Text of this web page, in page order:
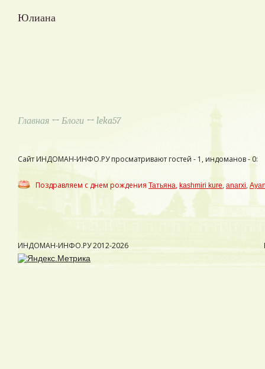
Юлиана
Главная ↔ Блоги ↔ leka57
Сайт ИНДОМАН-ИНФО.РУ просматривают гостей - 1, индоманов - 0:
Поздравляем с днем рождения Татьяна, kashmiri kure, anarxi,
ИНДОМАН-ИНФО.РУ2012-2026